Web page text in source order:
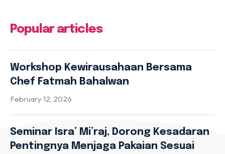
Popular articles
Workshop Kewirausahaan Bersama
Chef Fatmah Bahalwan
February 12, 2026
Seminar Isra’ Mi’raj, Dorong Kesadaran
Pentingnya Menjaga Pakaian Sesuai